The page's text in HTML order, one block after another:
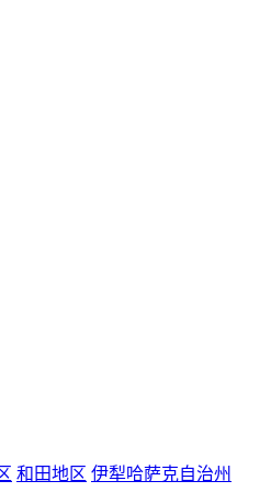
和田地区 伊犁哈萨克自治州